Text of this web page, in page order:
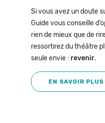
Si vous avez un doute
Guide vous conseille
rien de mieux que de
ressortirez du théâtre
seule envie : revenir.
EN SAVOIR PLUS